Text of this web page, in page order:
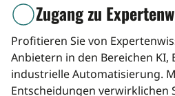
icon
Zugang zu
Profitieren Sie von
Anbietern in den Bereichen KI,
industrielle Automatisierung.
Entscheidungen verwirklichen